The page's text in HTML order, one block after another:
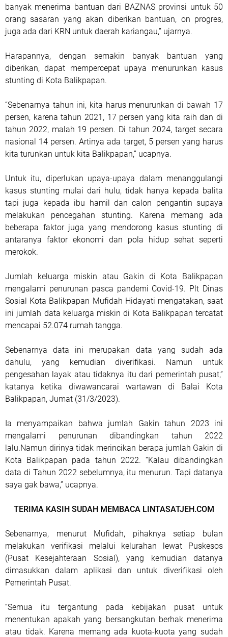
banyak menerima bantuan dari BAZNAS provinsi untuk 50
orang sasaran yang akan diberikan bantuan, on progres,
juga ada dari KRN untuk daerah kariangau,” ujarnya.
Harapannya, dengan semakin banyak bantuan yang
diberikan, dapat mempercepat upaya menurunkan kasus
stunting di Kota Balikpapan.
“Sebenarnya tahun ini, kita harus menurunkan di bawah 17
persen, karena tahun 2021, 17 persen yang kita raih dan di
tahun 2022, malah 19 persen. Di tahun 2024, target secara
nasional 14 persen. Artinya ada target, 5 persen yang harus
kita turunkan untuk kita Balikpapan,” ucapnya.
Untuk itu, diperlukan upaya-upaya dalam menanggulangi
kasus stunting mulai dari hulu, tidak hanya kepada balita
tapi juga kepada ibu hamil dan calon pengantin supaya
melakukan pencegahan stunting. Karena memang ada
beberapa faktor juga yang mendorong kasus stunting di
antaranya faktor ekonomi dan pola hidup sehat seperti
merokok.
Jumlah keluarga miskin atau Gakin di Kota Balikpapan
mengalami penurunan pasca pandemi Covid-19. Plt Dinas
Sosial Kota Balikpapan Mufidah Hidayati mengatakan, saat
ini jumlah data keluarga miskin di Kota Balikpapan tercatat
mencapai 52.074 rumah tangga.
Sebenarnya data ini merupakan data yang sudah ada
dahulu, yang kemudian diverifikasi. Namun untuk
pengesahan layak atau tidaknya itu dari pemerintah pusat,”
katanya ketika diwawancarai wartawan di Balai Kota
Balikpapan, Jumat (31/3/2023).
Ia menyampaikan bahwa jumlah Gakin tahun 2023 ini
mengalami penurunan dibandingkan tahun 2022
lalu.Namun dirinya tidak merincikan berapa jumlah Gakin di
Kota Balikpapan pada tahun 2022. “Kalau dibandingkan
data di Tahun 2022 sebelumnya, itu menurun. Tapi datanya
saya gak bawa,” ucapnya.
TERIMA KASIH SUDAH MEMBACA LINTASATJEH.COM
Sebenarnya, menurut Mufidah, pihaknya setiap bulan
melakukan verifikasi melalui kelurahan lewat Puskesos
(Pusat Kesejahteraan Sosial), yang kemudian datanya
dimasukkan dalam aplikasi dan untuk diverifikasi oleh
Pemerintah Pusat.
“Semua itu tergantung pada kebijakan pusat untuk
menentukan apakah yang bersangkutan berhak menerima
atau tidak. Karena memang ada kuota-kuota yang sudah